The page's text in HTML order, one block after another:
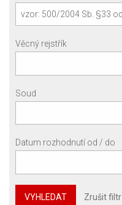
Věcný rejstřík
Soud
Datum rozhodnutí od / do
VYHLEDAT Zrušit filtr